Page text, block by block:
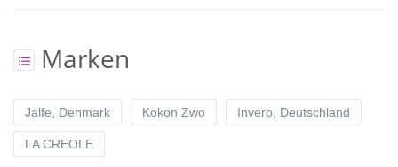
Marken
Jalfe, Denmark Kokon Zwo Invero, Deutschland
LA CREOLE